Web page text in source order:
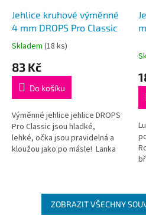
Jehlice kruhové výměnné
4 mm DROPS Pro Classic
Průměrné
produktu
5,0
5
hvězdiček.
Skladem (18 ks)
83 Kč
Do košíku
Výměnné jehlice jehlice DROPS
Pro Classic jsou hladké,
lehké, očka jsou pravidelná a
kloužou jako po másle! Lanka
ZOBRAZIT VŠECHNY